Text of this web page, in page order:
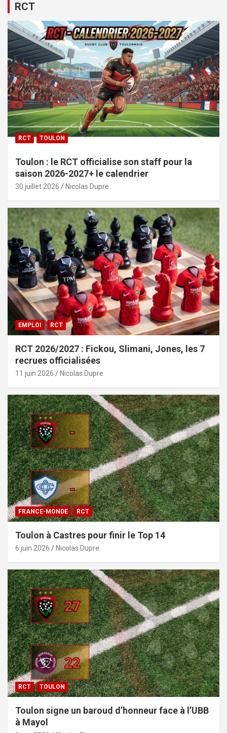
RCT
RCT TOULON
Toulon : le RCT officialise son staff pour la
saison 2026-2027+ le calendrier
30 juillet 2026 Nicolas Dupre
EMPLOI RCT
RCT 2026/2027 : Fickou, Slimani, Jones, les 7
recrues officialisées
11 juin 2026 Nicolas Dupre
FRANCE-MONDE RCT
Toulon à Castres pour finir le Top 14
6 juin 2026 Nicolas Dupre
RCT TOULON
Toulon signe un baroud d’honneur face à l’UBB
à Mayol